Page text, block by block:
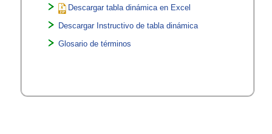
Descargar tabla dinámica en Excel
Descargar Instructivo de tabla dinámica
Glosario de términos